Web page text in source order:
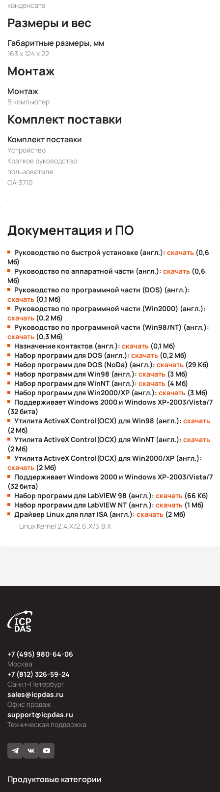
конденсата
Размеры и вес
Габаритные размеры, мм
163 x 124 x 22
Монтаж
Монтаж
В компьютер
Комплект поставки
Комплект поставки
Устройство
Краткое руководство
пользователя
CA-3710
Документация и ПО
Руководство по быстрой установке (англ.): скачать (0,6
Мб)
Руководство по аппаратной части (англ.): скачать (0,6
Мб)
Руководство по программной части (DOS) (англ.):
скачать (0,1 Мб)
Руководство по программной части (Win2000) (англ.):
скачать (0,2 Мб)
Руководство по программной части (Win98/NT) (англ.):
скачать (0,3 Мб)
Назначение контактов (англ.): скачать (0,1 Мб)
Набор программ для DOS (англ.): скачать (0,2 Мб)
Набор программ для DOS (NoDa) (англ.): скачать (29 Кб)
Набор программ для Win98 (англ.): скачать (3 Мб)
Набор программ для WinNT (англ.): скачать (4 Мб)
Набор программ для Win2000/XP (англ.): скачать (3 Мб)
Поддерживает Windows 2000 и Windows XP-2003/Vista/7
(32 бита)
Утилита ActiveX Control(OCX) для Win98 (англ.): скачать
(2 Мб)
Утилита ActiveX Control(OCX) для WinNT (англ.): скачать
(2 Мб)
Утилита ActiveX Control(OCX) для Win2000/XP (англ.):
скачать (2 Мб)
Поддерживает Windows 2000 и Windows XP-2003/Vista/7
(32 бита)
Набор программ для LabVIEW 98 (англ.): скачать (66 Кб)
Набор программ для LabVIEW NT (англ.): скачать (1 Мб)
Драйвер Linux для плат ISA (англ.): скачать (2 Мб)
Linux Kernel 2.4.X/2.6.X/3.8.X
Москва
+7 (495) 980-64-06
Офис продаж
sales@icpdas.ru
Санкт-Петербург
+7 (812) 326-59-24
Техническая поддержка
support@icpdas.ru
Продуктовые категории